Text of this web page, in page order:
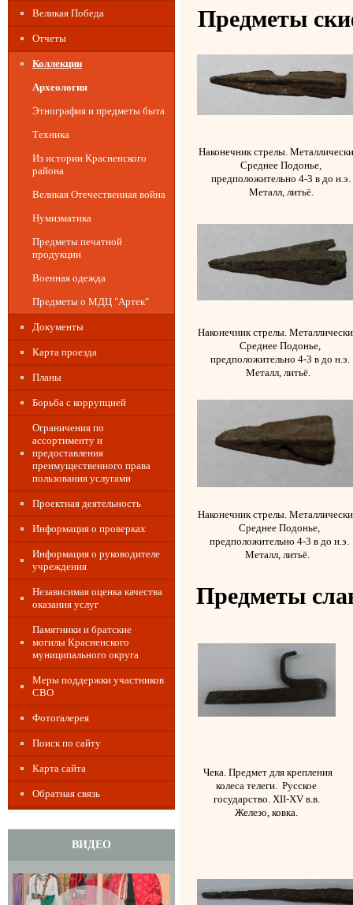
Великая Победа
Отчеты
Коллекции
Археология
Этнография и предметы быта
Техника
Из истории Красненского
района
Великая Отечественная война
Нумизматика
Предметы печатной
продукции
Военная одежда
Предметы о МДЦ "Артек"
Документы
Карта проезда
Планы
Борьба с коррупцией
Ограничения по
ассортименту и
предоставления
преимущественного права
пользования услугами
Проектная деятельность
Информация о проверках
Информация о руководителе
учреждения
Независимая оценка качества
оказания услуг
Памятники и братские
могилы Красненского
муниципального округа
Меры поддержки участников
СВО
Фотогалерея
Поиск по сайту
Карта сайта
Обратная связь
ВИДЕО
Предметы
Наконечник стрелы.
Среднее Подонье,
предположительно 4-3 в до н.э.
Металл, литьё.
Наконечник стрелы.
Среднее Подонье,
предположительно 4-3 в до н.э.
Металл, литьё.
Наконечник стрелы.
Среднее Подонье,
предположительно 4-3 в до н.э.
Металл, литьё.
Предметы
Чека. Предмет для крепления
колеса телеги. Русское
государство. XII-XV в.в.
Железо, ковка.